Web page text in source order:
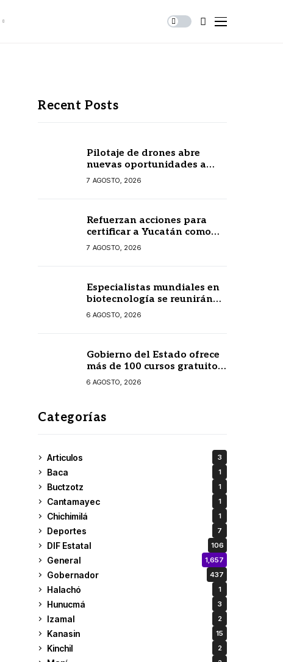
Recent Posts
Pilotaje de drones abre
nuevas oportunidades a
joven emprendedor
yucateco
7 AGOSTO, 2026
Refuerzan acciones para
certificar a Yucatán como
estado libre de paludismo
7 AGOSTO, 2026
Especialistas mundiales en
biotecnología se reunirán
en Yucatán
6 AGOSTO, 2026
Gobierno del Estado ofrece
más de 100 cursos gratuitos
en línea para prestadores
turísticos
6 AGOSTO, 2026
Categorías
Articulos 3
Baca 1
Buctzotz 1
Cantamayec 1
Chichimilá 1
Deportes 7
DIF Estatal 106
General 1,657
Gobernador 437
Halachó 1
Hunucmá 3
Izamal 2
Kanasin 15
Kinchil 2